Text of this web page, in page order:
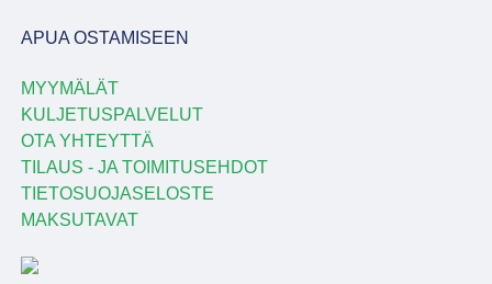
APUA OSTAMISEEN
MYYMÄLÄT
KULJETUSPALVELUT
OTA YHTEYTTÄ
TILAUS - JA TOIMITUSEHDOT
TIETOSUOJASELOSTE
MAKSUTAVAT